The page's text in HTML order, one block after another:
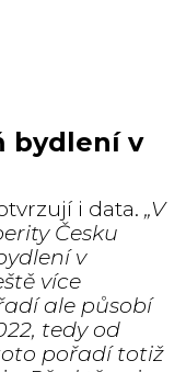
bydlení v
i data.„V
Česku
v
více
ale působí
tedy od
pořadí totiž